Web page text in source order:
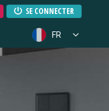
SE CONNECTER
FR